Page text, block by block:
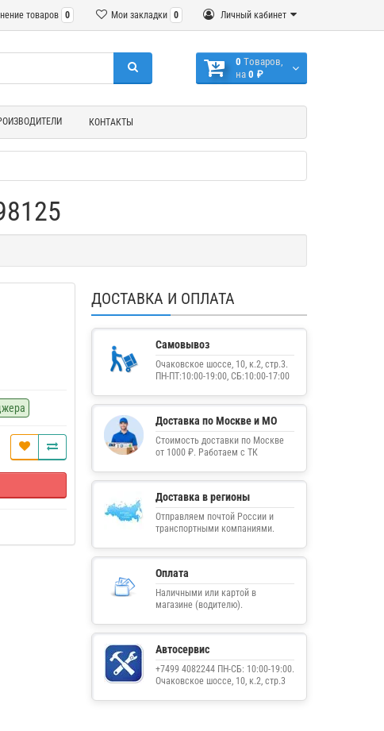
Личный кабинет
Мои закладки 0
товаров 0
0 Tоваров,
на 0 ₽
КОНТАКТЫ
ДОСТАВКА И ОПЛАТА
Самовывоз
Очаковское шоссе, 10, к.2, стр.3.
ПН-ПТ:10:00-19:00, СБ:10:00-17:00
Доставка по Москве и МО
Стоимость доставки по Москве
от 1000 ₽. Работаем с ТК
Доставка в регионы
Отправляем почтой России и
транспортными компаниями.
Оплата
Наличными или картой в
магазине (водителю).
Автосервис
+7499 4082244 ПН-СБ: 10:00-19:00.
Очаковское шоссе, 10, к.2, стр.3